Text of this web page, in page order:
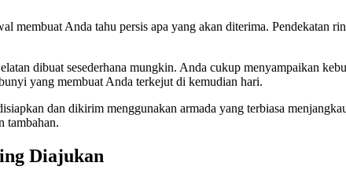
membuat Anda tahu persis apa yang akan diterima. Pendekatan
dibuat sesederhana mungkin. Anda cukup menyampaikan
yang membuat Anda terkejut di kemudian hari.
dan dikirim menggunakan armada yang terbiasa
tambahan.
Diajukan